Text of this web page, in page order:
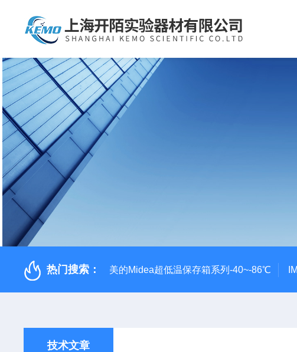
热门搜索： 美的Midea超低温保存箱系列-40~-86℃
技术文章